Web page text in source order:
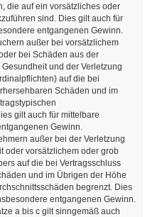
die auf ein vorsätzliches oder
sind. Dies gilt auch für
entgangenen Gewinn.
außer bei vorsätzlichem
bei Schäden aus der
und der Verletzung
auf die bei
Schäden und im
gilt auch für mittelbare
Gewinn.
außer bei der Verletzung
oder vorsätzlichem oder grob
auf die bei Vertragsschluss
und im Übrigen der Höhe
begrenzt. Dies
entgangenen Gewinn.
a bis c gilt sinngemäß auch